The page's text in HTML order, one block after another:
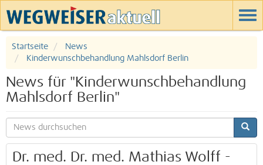
Startseite
News
Kinderwunschbehandlung Mahlsdorf Berlin
News für "Kinderwunschbehandlung
Mahlsdorf Berlin"
Dr. med. Dr. med. Mathias Wolff -